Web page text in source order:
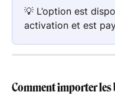
💡 L’option est
activation et est
Comment importer les